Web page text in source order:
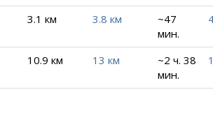
3.1 км 3.8 км
~47
мин.
10.9 км 13 км
~2 ч. 38
мин.